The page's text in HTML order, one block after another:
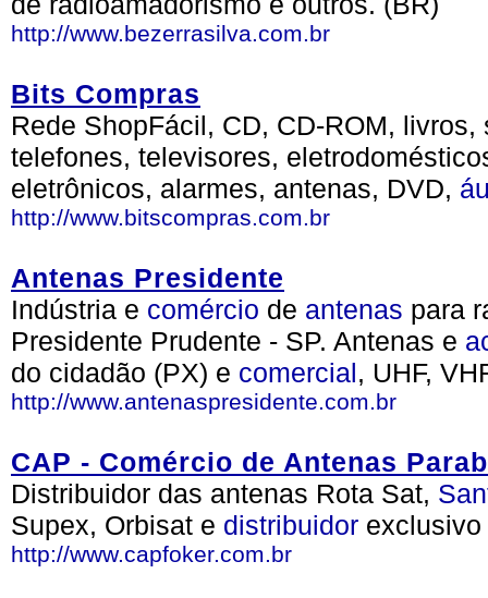
http://www.bezerrasilva.com.br
Bits Compras
Rede ShopFácil, CD, CD-ROM,
telefones, televisores,
eletrônicos, alarmes, antenas, DVD,
http://www.bitscompras.com.br
Antenas Presidente
Indústria e comércio de antenas para
Presidente Prudente - SP. Antenas e
do cidadão (PX) e comercial, UHF,
http://www.antenaspresidente.com.br
CAP - Comércio de Antenas
Distribuidor das antenas Rota Sat,
Supex, Orbisat e distribuidor
http://www.capfoker.com.br